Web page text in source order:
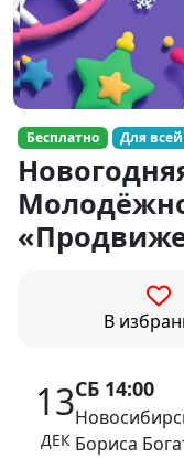
Бесплатно Для
В
13
ДЕК
СБ 14:00
Бориса